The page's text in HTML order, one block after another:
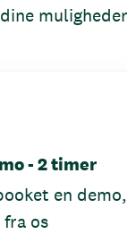
dine muligheder
- 2 timer
en
os